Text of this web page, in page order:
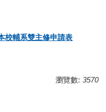
校輔系雙主修申請表
瀏覽數: 3570